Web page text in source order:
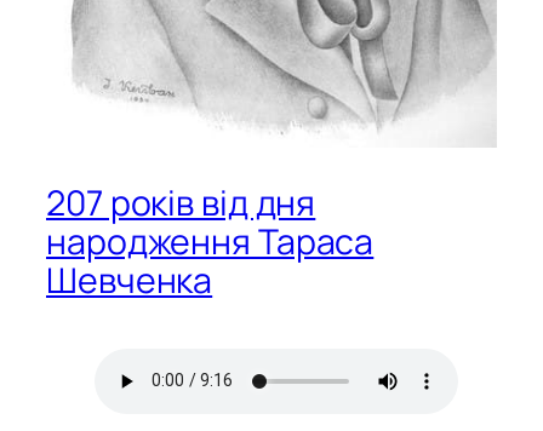
207 років від дня
народження Тараса
Шевченка